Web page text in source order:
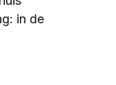
in de